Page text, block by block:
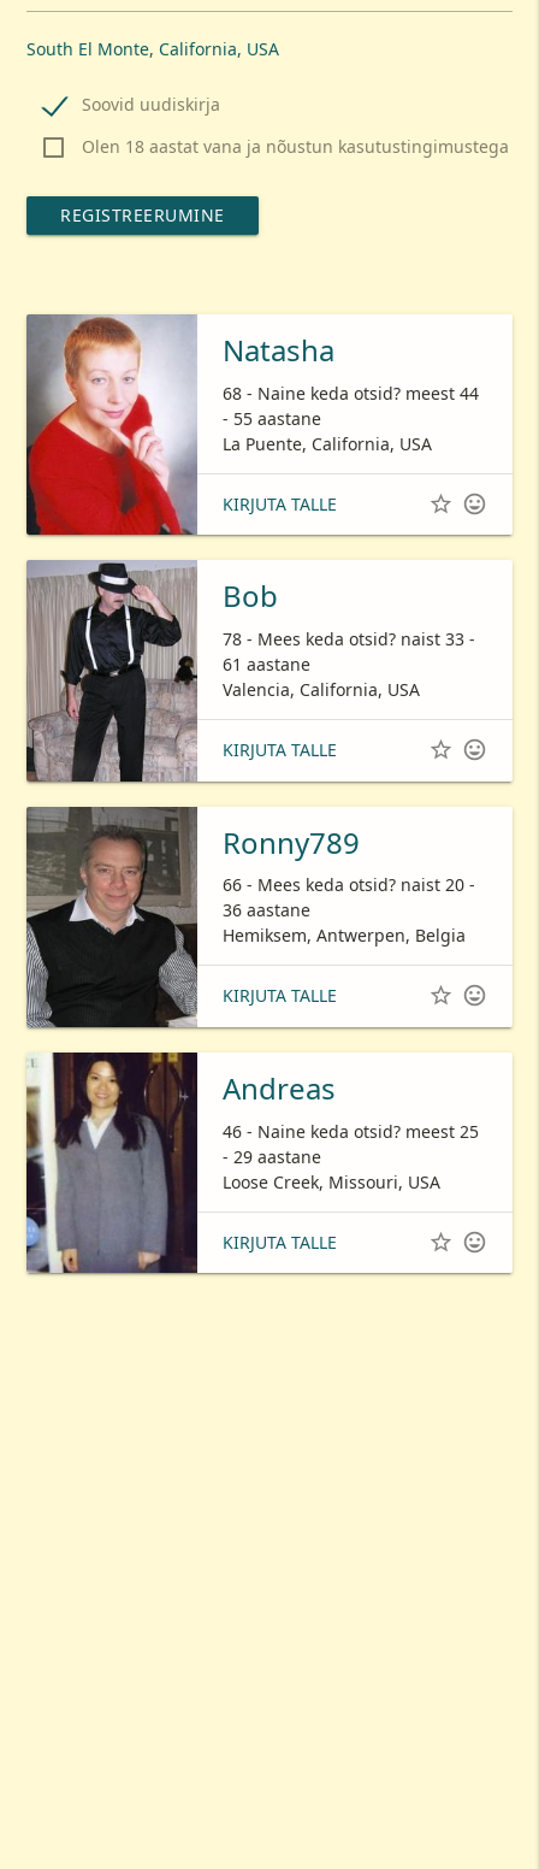
South El Monte, California, USA
Soovid uudiskirja
Olen 18 aastat vana ja nõustun kasutustingimustega
REGISTREERUMINE
Natasha
68 - Naine keda otsid? meest 44
- 55 aastane
La Puente, California, USA
KIRJUTA TALLE  
Bob
78 - Mees keda otsid? naist 33 -
61 aastane
Valencia, California, USA
KIRJUTA TALLE  
Ronny789
66 - Mees keda otsid? naist 20 -
36 aastane
Hemiksem, Antwerpen, Belgia
KIRJUTA TALLE  
Andreas
46 - Naine keda otsid? meest 25
- 29 aastane
Loose Creek, Missouri, USA
KIRJUTA TALLE  